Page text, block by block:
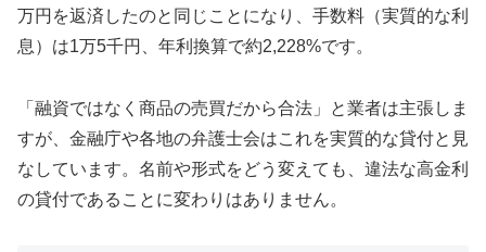
万円を返済したのと同じことになり、手数料（実質的な利
息）は1万5千円、年利換算で約2,228%です。
「融資ではなく商品の売買だから合法」と業者は主張しま
すが、金融庁や各地の弁護士会はこれを実質的な貸付と見
なしています。名前や形式をどう変えても、違法な高金利
の貸付であることに変わりはありません。